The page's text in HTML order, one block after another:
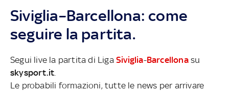
Siviglia–Barcellona: come
seguire la partita.
Segui live la partita di Liga Siviglia-Barcellonasu
skysport.it
Le probabili formazioni, tutte le news per arrivare